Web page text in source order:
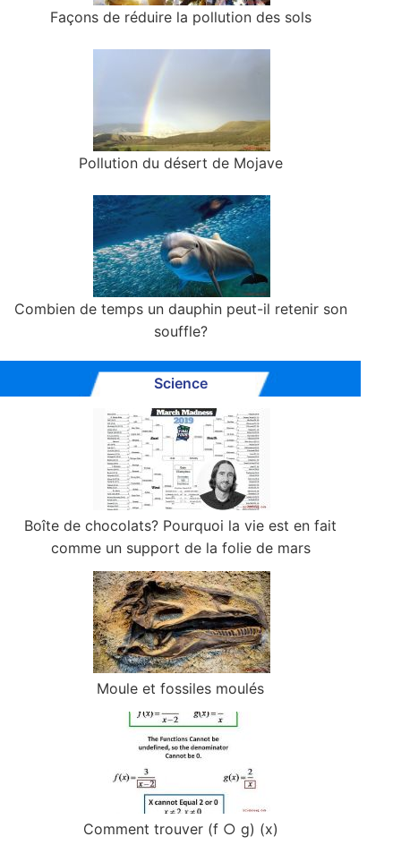
Façons de réduire la pollution des sols
Pollution du désert de Mojave
Combien de temps un dauphin peut-il retenir son
souffle?
Science
Boîte de chocolats? Pourquoi la vie est en fait
comme un support de la folie de mars
Moule et fossiles moulés
Comment trouver (f ○ g) (x)